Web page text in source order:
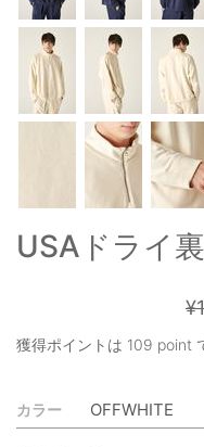
OUTLET : アウトレッ
MENS : メンズ
LADIES : レディー
新規会員登録
お買い物カゴ
ご利用ガイド
ご利用規約
USAドライ
獲得ポイントは 109 point
カラー